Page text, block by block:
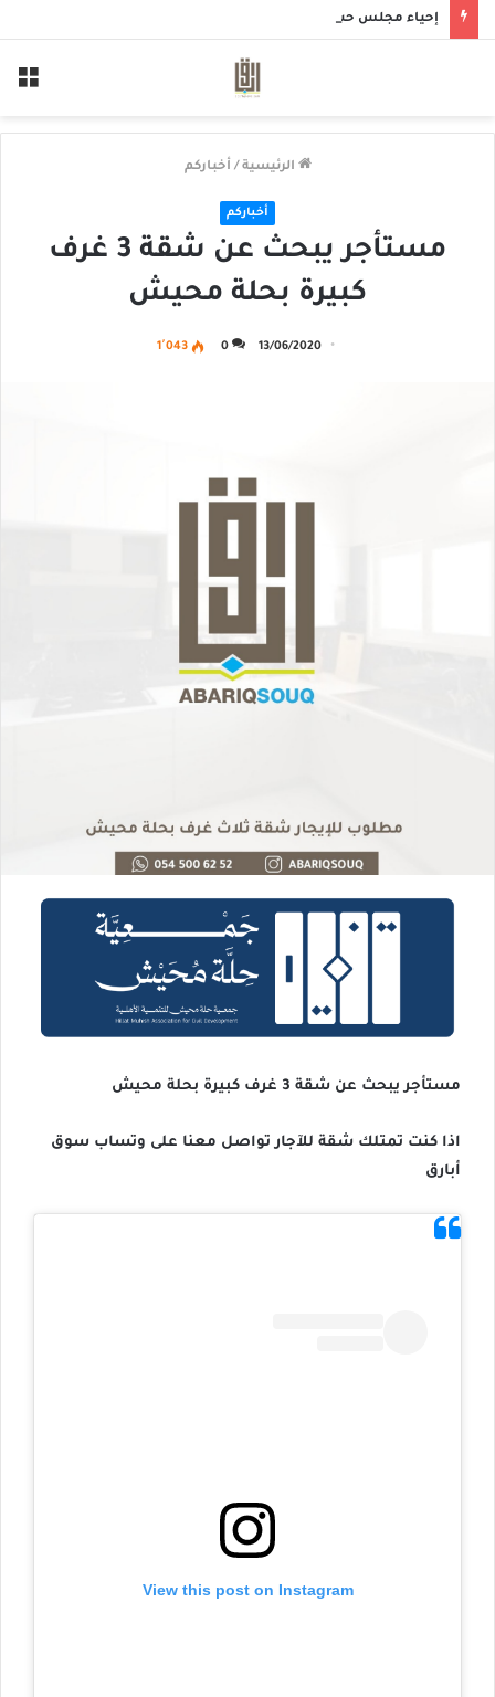
إحياء مجلس حسيني بمأتم الحاج أحمد منصور الخميس
الرئيسية / أخباركم
أخباركم
مستأجر يبحث عن شقة 3 غرف
كبيرة بحلة محيش
13/06/2020
0 1٬043
مستأجر يبحث عن شقة 3 غرف كبيرة بحلة محيش
اذا كنت تمتلك شقة للآجار تواصل معنا على وتساب سوق
أبارق
View this post on Instagram